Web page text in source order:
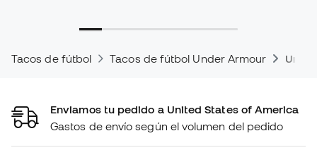
Tacos de fútbol Tacos de fútbol Under Armour
Enviamos tu pedido a United States of America
Gastos de envío según el volumen del pedido